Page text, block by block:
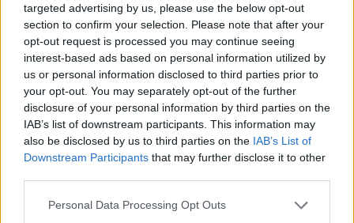
targeted advertising by us, please use the below opt-out
section to confirm your selection. Please note that after your
opt-out request is processed you may continue seeing
interest-based ads based on personal information utilized by
us or personal information disclosed to third parties prior to
your opt-out. You may separately opt-out of the further
disclosure of your personal information by third parties on the
IAB’s list of downstream participants. This information may
also be disclosed by us to third parties on the IAB’s List of
Downstream Participants that may further disclose it to other
Please note that this website/app uses one or more Google
Personal Data Processing Opt Outs
Kaikki Ski Classics -sarjan Pro Tour -
tapahtumat livelähetyksinä ja jälkikäteen
katsottavina englanninkielisellä selostuksella.
Lähetyksiä maustavat mielenkiintoiset
asiantuntijakommentaattorit kuten Petter
Eliassen ja Anders Aukland.
SC MyPages
verkkoyhteisö niin Pro Tour -hiihtäjille kuin